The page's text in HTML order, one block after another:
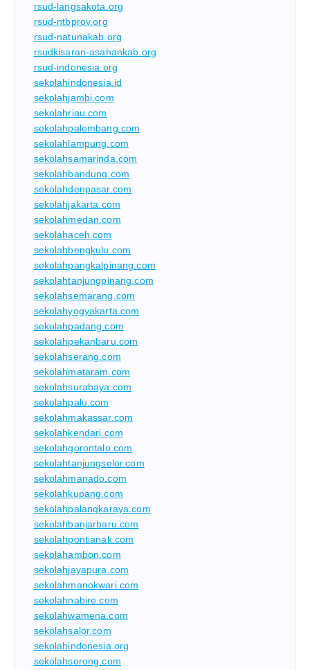
rsud-langsakota.org
rsud-ntbprov.org
rsud-natunakab.org
rsudkisaran-asahankab.org
rsud-indonesia.org
sekolahindonesia.id
sekolahjambi.com
sekolahriau.com
sekolahpalembang.com
sekolahlampung.com
sekolahsamarinda.com
sekolahbandung.com
sekolahdenpasar.com
sekolahjakarta.com
sekolahmedan.com
sekolahaceh.com
sekolahbengkulu.com
sekolahpangkalpinang.com
sekolahtanjungpinang.com
sekolahsemarang.com
sekolahyogyakarta.com
sekolahpadang.com
sekolahpekanbaru.com
sekolahserang.com
sekolahmataram.com
sekolahsurabaya.com
sekolahpalu.com
sekolahmakassar.com
sekolahkendari.com
sekolahgorontalo.com
sekolahtanjungselor.com
sekolahmanado.com
sekolahkupang.com
sekolahpalangkaraya.com
sekolahbanjarbaru.com
sekolahpontianak.com
sekolahambon.com
sekolahjayapura.com
sekolahmanokwari.com
sekolahnabire.com
sekolahwamena.com
sekolahsalor.com
sekolahindonesia.org
sekolahsorong.com